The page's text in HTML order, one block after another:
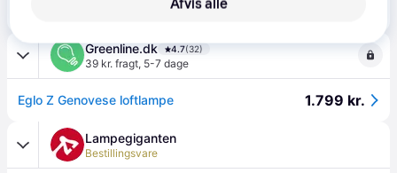
(ComputerSalg) EGLO CONNECT-Z GENOVESE-Z loftlampe i sort
Greenline.dk 4.7(32)
39 kr. fragt, 5-7 dage
Eglo Z Genovese loftlampe 1.799 kr.
Lampegiganten
Bestillingsvare
Afvis alle